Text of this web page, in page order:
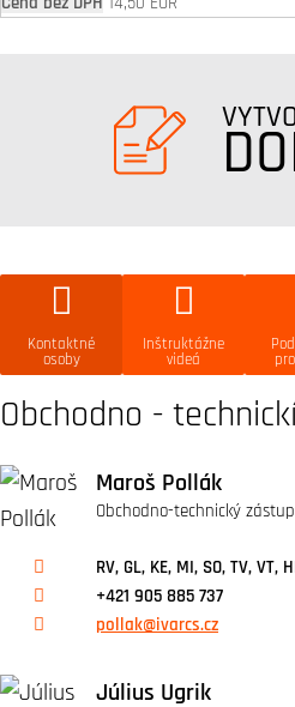
Kontaktné
osoby
Inštruktážne
videá
Obchodno -
Maroš Pollák
Obchodno-technický
RV, GL, KE, MI, SO, TV, VT,
+421 905 885 737
pollak@ivarcs.cz
Július Ugrik